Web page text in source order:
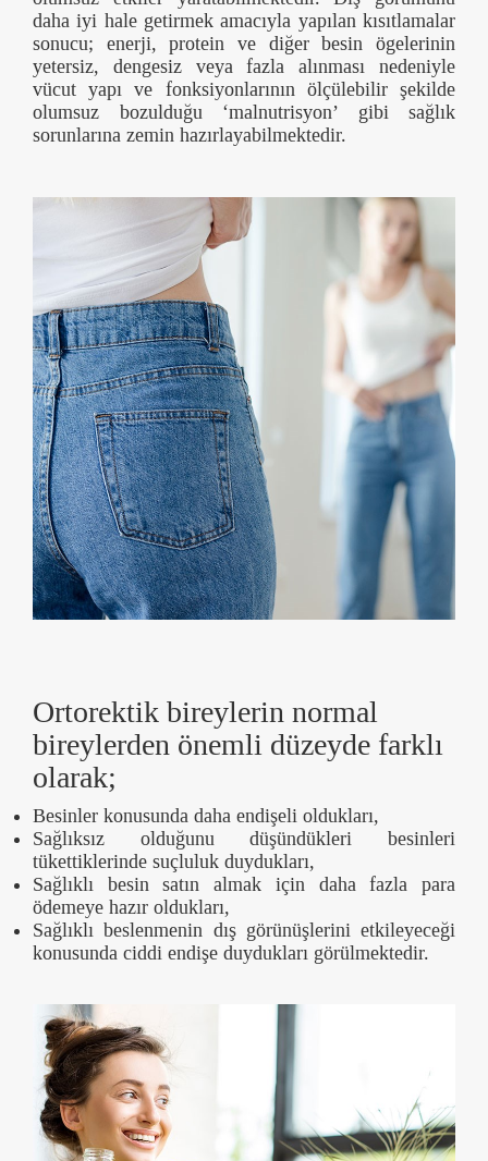
daha iyi hale getirmek amacıyla yapılan kısıtlamalar
sonucu; enerji, protein ve diğer besin ögelerinin
yetersiz, dengesiz veya fazla alınması nedeniyle
vücut yapı ve fonksiyonlarının ölçülebilir şekilde
olumsuz bozulduğu ‘malnutrisyon’ gibi sağlık
sorunlarına zemin hazırlayabilmektedir.
Ortorektik bireylerin normal
bireylerden önemli düzeyde farklı
olarak;
Besinler konusunda daha endişeli oldukları,
Sağlıksız olduğunu düşündükleri besinleri
tükettiklerinde suçluluk duydukları,
Sağlıklı besin satın almak için daha fazla para
ödemeye hazır oldukları,
Sağlıklı beslenmenin dış görünüşlerini etkileyeceği
konusunda ciddi endişe duydukları görülmektedir.